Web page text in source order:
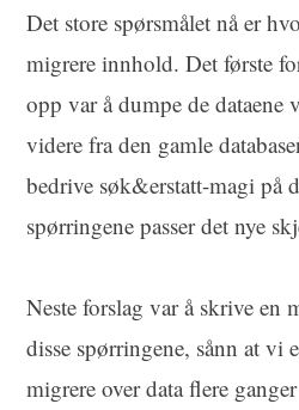
Det store spørsmålet nå er
migrere innhold. Det første
opp var å dumpe de dataene
videre fra den gamle
bedrive søk&erstatt-magi på
spørringene passer det nye
Neste forslag var å skrive en
disse spørringene, sånn at vi
migrere over data flere